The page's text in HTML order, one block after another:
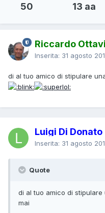
50 13 aa
Riccardo
Inserita: 31 agosto
di al tuo amico di stipulare
Luigi Di Donato
Inserita: 31 agosto
Quote
di al tuo amico di
mai